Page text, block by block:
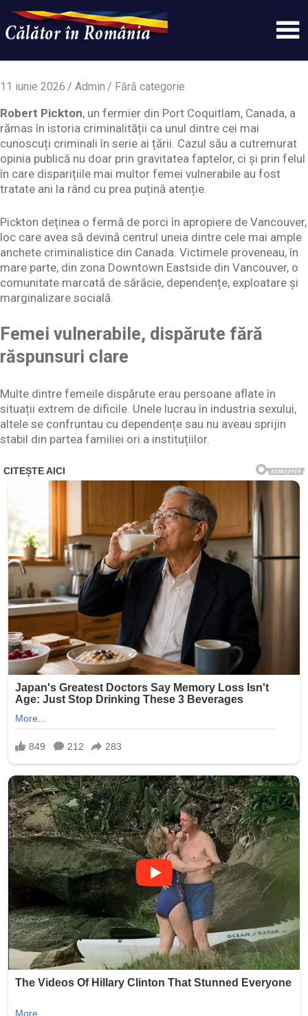
content
Calatorinromania
simplu
WordPress
11 iunie 2026 Admin Fără categorie
Robert Pickton, un fermier din Port Coquitlam, Canada, a
rămas în istoria criminalității ca unul dintre cei mai
cunoscuți criminali în serie ai țării. Cazul său a cutremurat
opinia publică nu doar prin gravitatea faptelor, ci și prin felul
în care disparițiile mai multor femei vulnerabile au fost
tratate ani la rând cu prea puțină atenție.
Pickton deținea o fermă de porci în apropiere de Vancouver,
loc care avea să devină centrul uneia dintre cele mai ample
anchete criminalistice din Canada. Victimele proveneau, în
mare parte, din zona Downtown Eastside din Vancouver, o
comunitate marcată de sărăcie, dependențe, exploatare și
marginalizare socială.
Femei vulnerabile, dispărute fără
răspunsuri clare
Multe dintre femeile dispărute erau persoane aflate în
situații extrem de dificile. Unele lucrau în industria sexului,
altele se confruntau cu dependențe sau nu aveau sprijin
stabil din partea familiei ori a instituțiilor.